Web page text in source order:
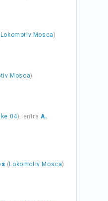
Lokomotiv Mosca)
Mosca)
04), entraA.
( Lokomotiv Mosca)